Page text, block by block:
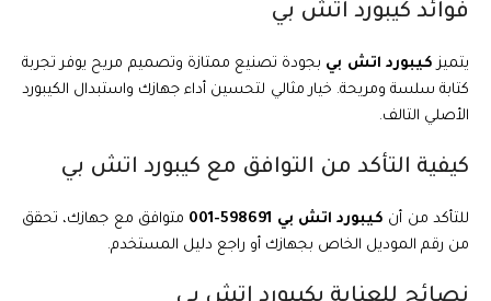
فوائد كيبورد اتش بي
يتميز كيبورد اتش بي بجودة تصنيع ممتازة وتصميم مريح يوفر تجربة
كتابة سلسة ومريحة. خيار مثالي لتحسين أداء جهازك واستبدال الكيبورد
الأصلي التالف.
كيفية التأكد من التوافق مع كيبورد اتش بي
للتأكد من أن كيبورد اتش بي 598691-001
متوافق مع جهازك، تحقق
من رقم الموديل الخاص بجهازك أو راجع دليل المستخدم.